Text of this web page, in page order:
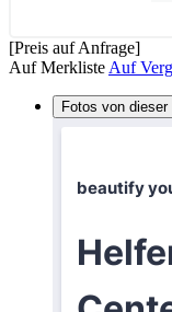
[Preis auf Anfrage]
Auf Merkliste Auf
Fotos von